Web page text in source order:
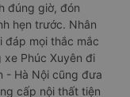
đúng giờ, đón
hẹn trước. Nhân
đáp mọi thắc mắc
xe Phúc Xuyên đi
- Hà Nội cũng đưa
cấp nội thất tiện